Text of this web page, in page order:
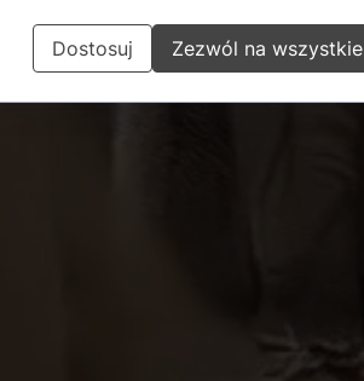
Dostosuj Zezwól na wszystkie